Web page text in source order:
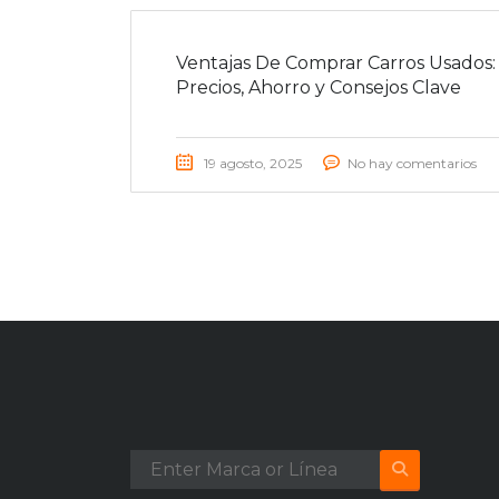
Ventajas De Comprar Carros Usados:
Precios, Ahorro y Consejos Clave
19 agosto, 2025 No hay comentarios